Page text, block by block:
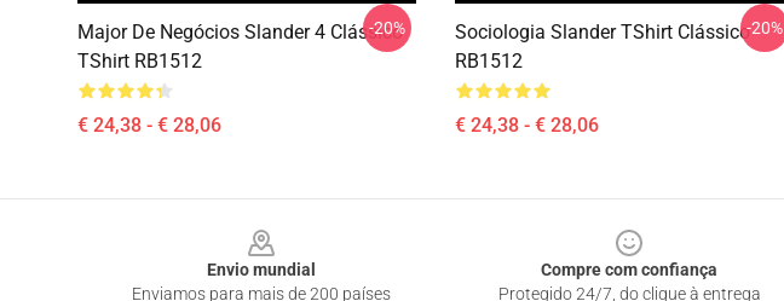
Major De Negócios Slander 4 Clássico
TShirt RB1512
€ 24,38 - € 28,06
-20%
Sociologia Slander TShirt Clássico
RB1512
€ 24,38 - € 28,06
-20%
Envio mundial
Enviamos para mais de 200 países
Compre com confiança
Protegido 24/7, do clique à entrega